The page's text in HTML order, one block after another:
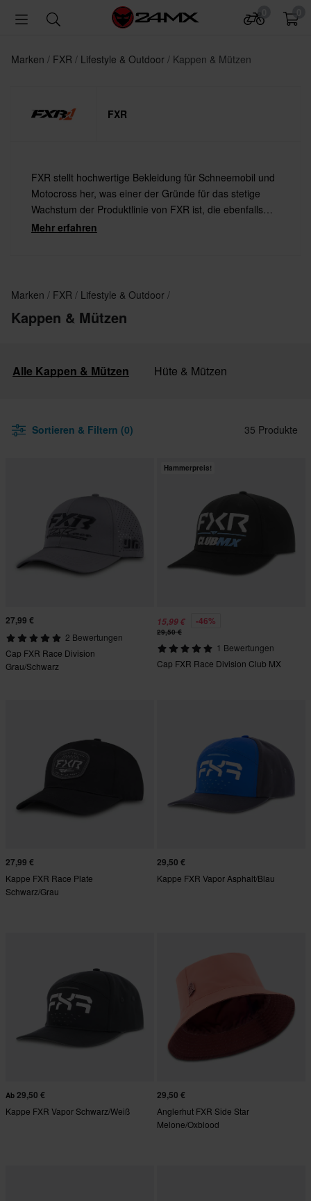
Marken FXR Lifestyle & Outdoor Kappen & Mützen
FXR
FXR stellt hochwertige Bekleidung für Schneemobil und
Motocross her, was einer der Gründe für das stetige
Wachstum der Produktlinie von FXR ist, die ebenfalls
immer erweitert wird. Jedes Jahr gibt es neue und
Mehr erfahren
Marken FXR Lifestyle & Outdoor
Kappen & Mützen
Alle Kappen & Mützen Hüte & Mützen
Sortieren & Filtern (0) 35 Produkte
27,99 €
2 Bewertungen
Cap FXR Race Division
Grau/Schwarz
Hammerpreis!
15,99 € -46%
29,50 €
1 Bewertungen
Cap FXR Race Division Club MX
27,99 €
Kappe FXR Race Plate
Schwarz/Grau
29,50 €
Kappe FXR Vapor Asphalt/Blau
Ab 29,50 €
Kappe FXR Vapor Schwarz/Weiß
29,50 €
Anglerhut FXR Side Star
Melone/Oxblood